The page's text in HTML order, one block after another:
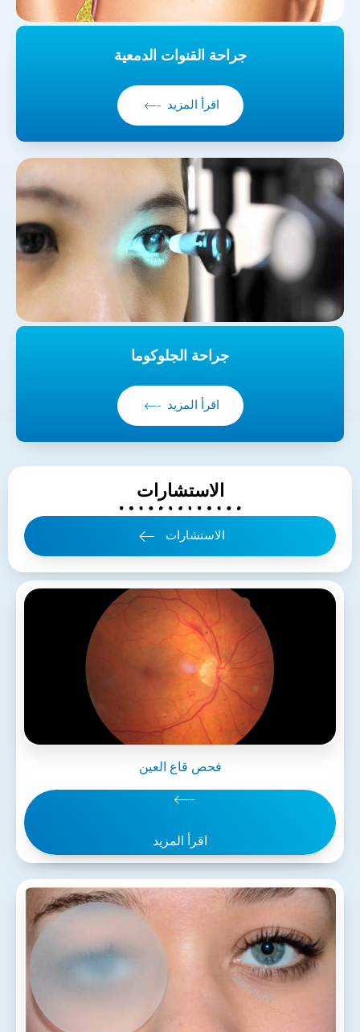
جراحة القنوات الدمعية
اقرأ المزيد
جراحة الجلوكوما
اقرأ المزيد
فحص قاع العين
اقرأ المزيد
الاستشارات
الاستشارات